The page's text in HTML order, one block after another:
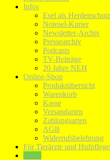
Infos
Esel als
Notesel-Kurier
Newsletter-Archiv
Pressearchiv
Podcasts
TV-Beiträge
20 Jahre NEH
Online-Shop
Produktübersicht
Warenkorb
Kasse
Versandarten
Zahlungsarten
AGB
Widerrufsbelehrung
Für Tierärzte und
News